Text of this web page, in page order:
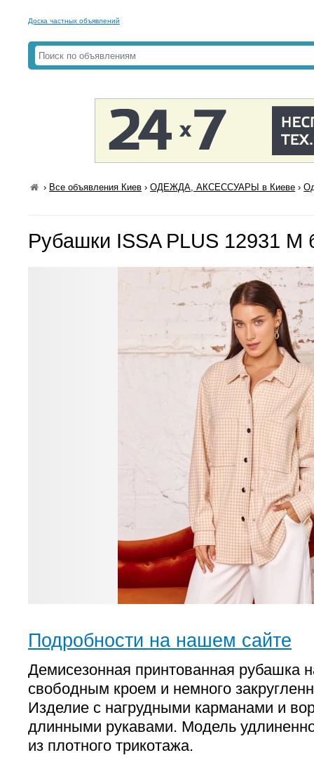
Доска частных объявлений
› Все объявления Киев ›ОДЕЖДА, АКСЕССУАРЫ в Киеве ›
Рубашки ISSA PLUS 12931 M
Подробности на нашем сайте
Демисезонная принтованная рубашка
свободным кроем и немного
Изделие с нагрудными карманами и
длинными рукавами. Модель
из плотного трикотажа.